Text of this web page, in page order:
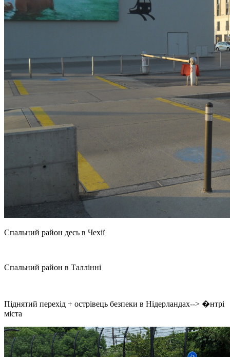
Спальний район десь в Чехії
Спальний район в Таллінні
Піднятий перехід + острівець безпеки в Нідерландах--> �нтрі
міста